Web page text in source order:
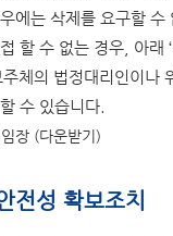
에는 삭제를 요구할 수
할 수 없는 경우, 아래
주체의 법정대리인이나
수 있습니다.
장 (다운받기)
전성 확보조치